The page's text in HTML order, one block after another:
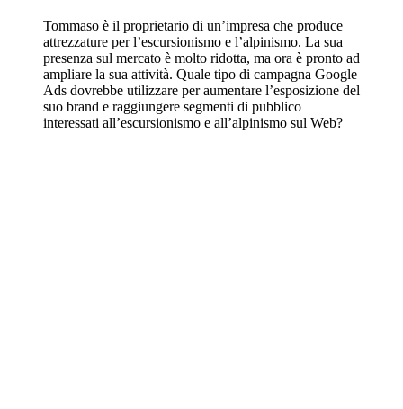
Tommaso è il proprietario di un’impresa che produce
attrezzature per l’escursionismo e l’alpinismo. La sua
presenza sul mercato è molto ridotta, ma ora è pronto ad
ampliare la sua attività. Quale tipo di campagna Google
Ads dovrebbe utilizzare per aumentare l’esposizione del
suo brand e raggiungere segmenti di pubblico
interessati all’escursionismo e all’alpinismo sul Web?